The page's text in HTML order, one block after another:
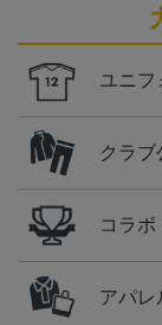
ユニフ
クラブ
コラ
アパレ